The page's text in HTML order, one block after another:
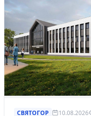
СВЯТОГОР 10.08.2026